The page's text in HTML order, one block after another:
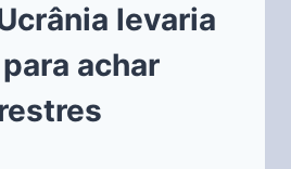
levaria
achar